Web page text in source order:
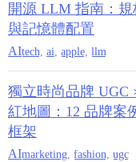
開源 LLM 指南：規
與記憶體配置
AItech ai apple llm
獨立時尚品牌 UGC
紅地圖：12 品牌案
框架
AImarketing fashion ugc